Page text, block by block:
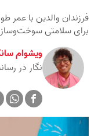
فرزندان والدین با عمر
برای سلامتی
ویشوام
نگار در